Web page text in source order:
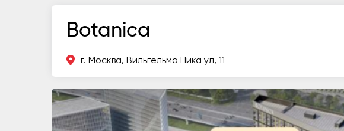
Botanica
г. Москва, Вильгельма Пика ул, 11